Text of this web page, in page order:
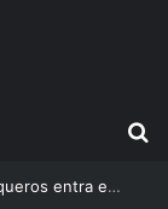
Un estudio de la UNSa busca revolucionar las casas de adobe y hacerlas más seguras